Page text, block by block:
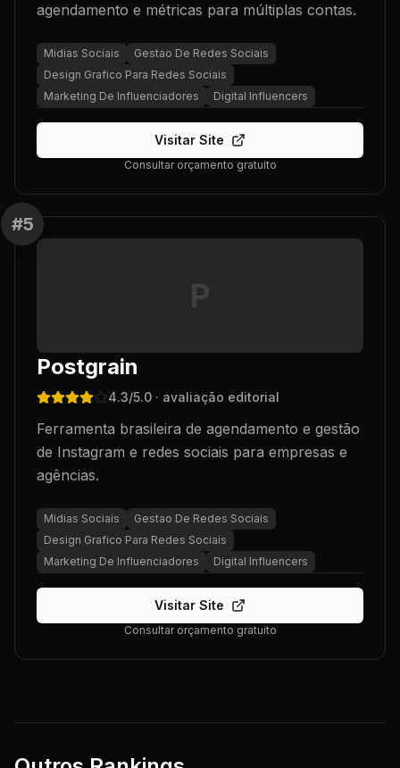
agendamento e métricas para múltiplas contas.
Midias Sociais
Gestao De Redes Sociais
Design Grafico Para Redes Sociais
Marketing De Influenciadores
Digital Influencers
Visitar Site
Consultar orçamento gratuito
#5
P
Postgrain
4.3/5.0 · avaliação editorial
Ferramenta brasileira de agendamento e gestão
de Instagram e redes sociais para empresas e
agências.
Midias Sociais
Gestao De Redes Sociais
Design Grafico Para Redes Sociais
Marketing De Influenciadores
Digital Influencers
Visitar Site
Consultar orçamento gratuito